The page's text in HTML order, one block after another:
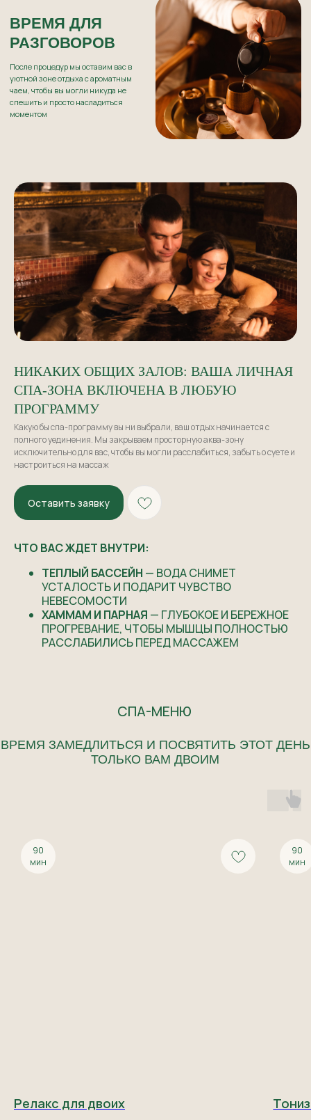
НИКАКИХ ОБЩИХ ЗАЛОВ: ВАША ЛИЧНАЯ
СПА-ЗОНА ВКЛЮЧЕНА В ЛЮБУЮ
ПРОГРАММУ
Какую бы спа-программу вы ни выбрали, ваш отдых начинается с
полного уединения. Мы закрываем просторную аква-зону
исключительно для вас, чтобы вы могли расслабиться, забыть о суете и
настроиться на массаж
Оставить заявку
ЧТО ВАС ЖДЕТ ВНУТРИ:
ТЕПЛЫЙ БАССЕЙН — ВОДА СНИМЕТ
УСТАЛОСТЬ И ПОДАРИТ ЧУВСТВО
НЕВЕСОМОСТИ
ХАММАМ И ПАРНАЯ — ГЛУБОКОЕ И БЕРЕЖНОЕ
ПРОГРЕВАНИЕ, ЧТОБЫ МЫШЦЫ ПОЛНОСТЬЮ
РАССЛАБИЛИСЬ ПЕРЕД МАССАЖЕМ
СПА-МЕНЮ
ВРЕМЯ ЗАМЕДЛИТЬСЯ И ПОСВЯТИТЬ ЭТОТ ДЕНЬ
ТОЛЬКО ВАМ ДВОИМ
90
мин
Релакс для двоих
90
мин